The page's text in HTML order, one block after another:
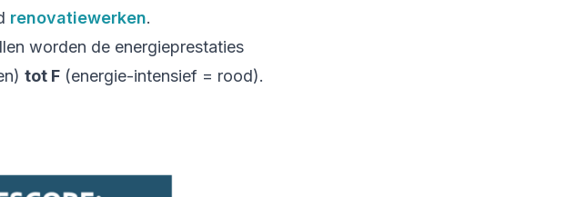
renovatiewerken.
worden de energieprestaties
tot F(energie-intensief = rood).